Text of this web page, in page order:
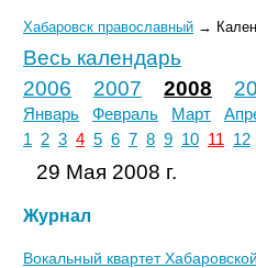
Хабаровск православный →
Весь календарь
2006
2007 2008
Январь Февраль Март
1
2 3 4 5 6 7 8 9 10 11 12
29 Мая 2008 г.
Журнал
Вокальный квартет